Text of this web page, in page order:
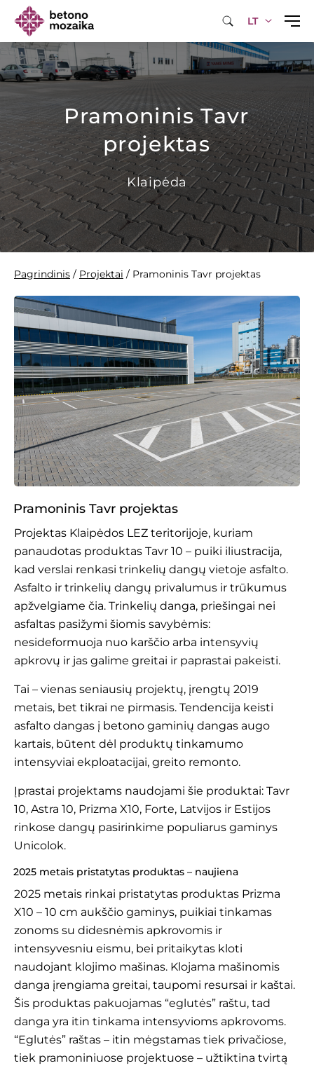
LT
Pramoninis Tavr
projektas
Klaipėda
Pagrindinis / Projektai / Pramoninis Tavr projektas
Pramoninis Tavr projektas
Projektas Klaipėdos LEZ teritorijoje, kuriam
panaudotas produktas Tavr 10 – puiki iliustracija,
kad verslai renkasi trinkelių dangų vietoje asfalto.
Asfalto ir trinkelių dangų privalumus ir trūkumus
apžvelgiame čia. Trinkelių danga, priešingai nei
asfaltas pasižymi šiomis savybėmis:
nesideformuoja nuo karščio arba intensyvių
apkrovų ir jas galime greitai ir paprastai pakeisti.
Tai – vienas seniausių projektų, įrengtų 2019
metais, bet tikrai ne pirmasis. Tendencija keisti
asfalto dangas į betono gaminių dangas augo
kartais, būtent dėl produktų tinkamumo
intensyviai ekploatacijai, greito remonto.
Įprastai projektams naudojami šie produktai: Tavr
10, Astra 10, Prizma X10, Forte, Latvijos ir Estijos
rinkose dangų pasirinkime populiarus gaminys
Unicolok.
2025 metais pristatytas produktas – naujiena
2025 metais rinkai pristatytas produktas Prizma
X10 – 10 cm aukščio gaminys, puikiai tinkamas
zonoms su didesnėmis apkrovomis ir
intensyvesniu eismu, bei pritaikytas kloti
naudojant klojimo mašinas. Klojama mašinomis
danga įrengiama greitai, taupomi resursai ir kaštai.
Šis produktas pakuojamas “eglutės” raštu, tad
danga yra itin tinkama intensyvioms apkrovoms.
“Eglutės” raštas – itin mėgstamas tiek privačiose,
tiek pramoniniuose projektuose – užtiktina tvirtą